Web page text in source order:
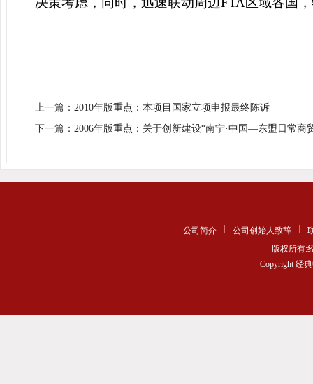
上一篇： 2010年版重点：本项目国家立项申报最终陈诉
下一篇： 2006年版重点：关于创新建设“南宁·中国—东盟日常
公司简介 公司创始人致辞
版权所有:
Copyright 经